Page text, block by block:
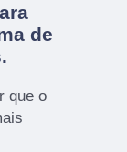
de
.
que o